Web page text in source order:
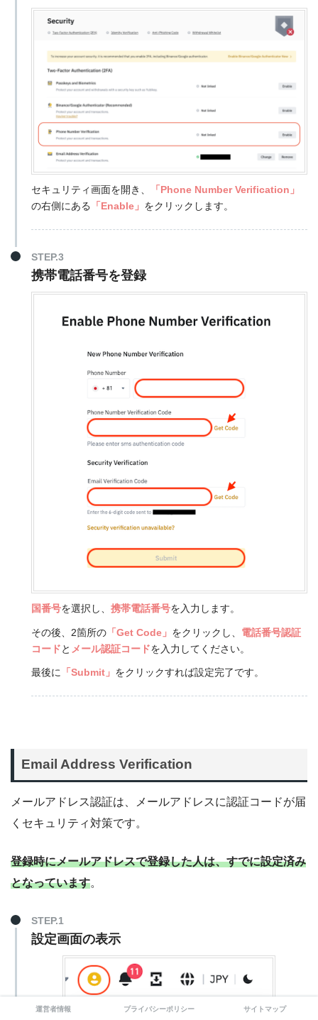
セキュリティ画面を開き、
「Phone Number Verification」
の右側にある
「Enable」 をクリックします。
STEP.3
携帯電話番号を登録
国番号を選択し、 携帯電話番号を入力します。
その後、2箇所の「Get Code」 をクリックし、 電話番号認証
コードと メール認証コードを入力してください。
最後に 「Submit」 をクリックすれば設定完了です。
Email Address Verification
メールアドレス認証は、メールアドレスに認証コードが届
くセキュリティ対策です。
登録時にメールアドレスで登録した人は、すでに設定済み
となっています。
STEP.1
設定画面の表示
運営者情報 プライバシーポリシー サイトマップ